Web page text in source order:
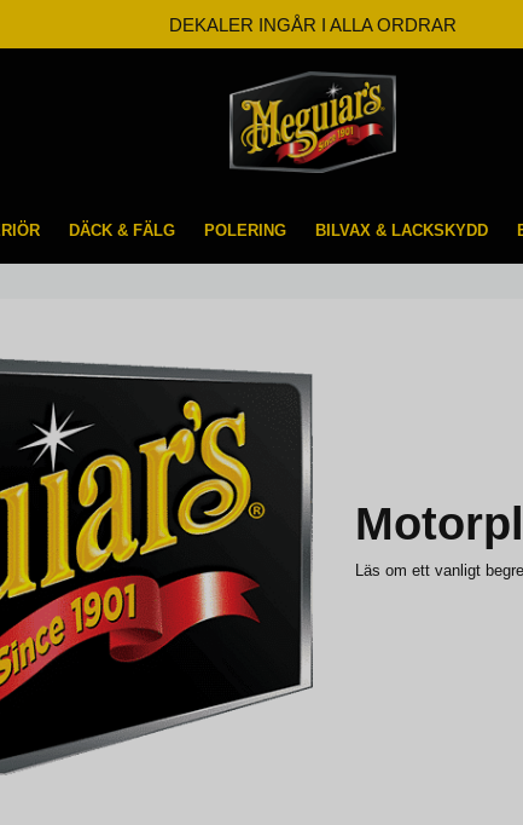
DEKALER INGÅR I ALLA ORDRAR
BESTÄLL INNAN KL 12 SÅ SKICKAR VI SAMMA DAG
FRI FRAKT FRÅN 599kr
DÄCK & FÄLG POLERING BILVAX & LACKSKYDD
Läs om ett vanligt